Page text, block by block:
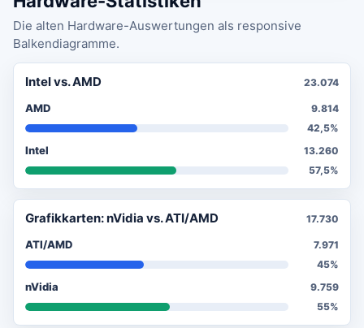
Die alten Hardware-Auswertungen als responsive
Balkendiagramme.
Intel vs. AMD 23.074
AMD
9.814
42,5%
Intel
13.260
57,5%
Grafikkarten: nVidia vs. ATI/AMD 17.730
ATI/AMD
7.971
45%
nVidia
9.759
55%